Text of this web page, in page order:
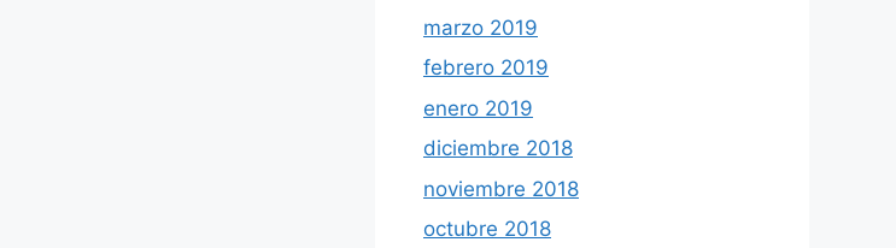
marzo 2019
febrero 2019
enero 2019
diciembre 2018
noviembre 2018
octubre 2018